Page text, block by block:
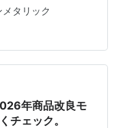
トまで作ってしま
トップ版、 そし
うやく待つ生活と
ころがである。 ロ
かも、新色。…
タリック
年商品改良モ
チェック。